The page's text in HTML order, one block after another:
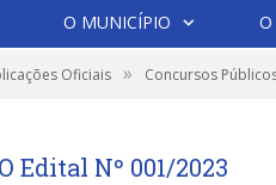
O MUNICÍPIO O
Oficiais » Concursos
Edital Nº 001/2023